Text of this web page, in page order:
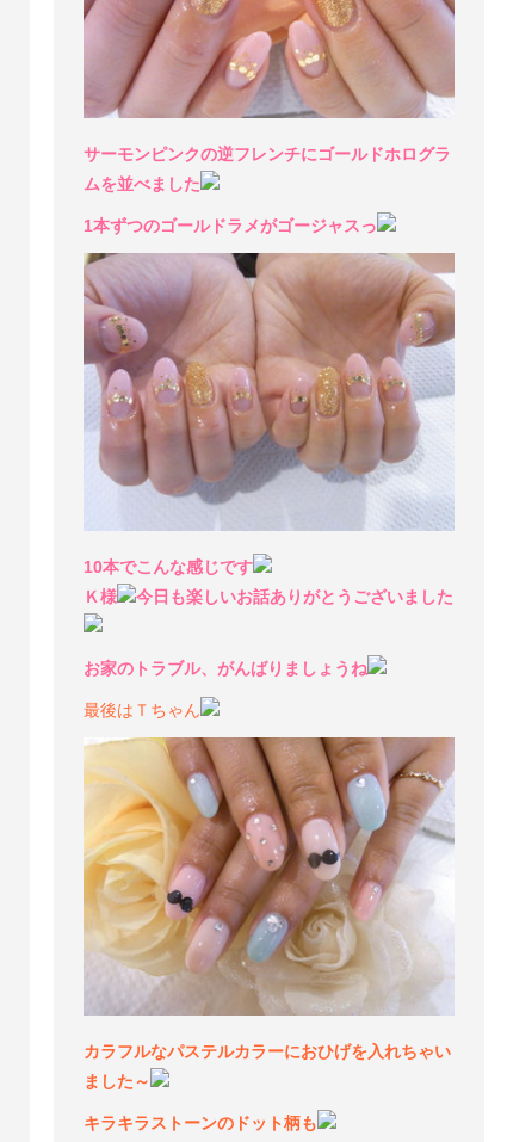
サーモンピンクの逆フレンチにゴールドホログラ
ムを並べました
1本ずつのゴールドラメがゴージャスっ
10本でこんな感じです
Ｋ様
今日も楽しいお話ありがとうございました
お家のトラブル、がんばりましょうね
最後はＴちゃん
カラフルなパステルカラーにおひげを入れちゃい
ました～
キラキラストーンのドット柄も